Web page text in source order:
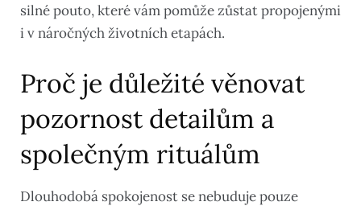
silné pouto, které vám pomůže zůstat propojenými
i v náročných životních etapách.
Proč je důležité věnovat
pozornost detailům a
společným rituálům
Dlouhodobá spokojenost se nebuduje pouze